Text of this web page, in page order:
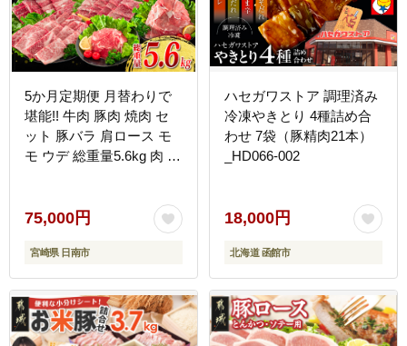
5か月定期便 月替わりで
堪能!! 牛肉 豚肉 焼肉 セ
ット 豚バラ 肩ロース モ
モ ウデ 総重量5.6kg 肉 牛
牛 黒毛和牛 小間切れ 赤
身 A4 A5 高級 お弁当 お
すすめ 人気 ミヤチク 宮
崎県 日南市 送料無料
_JE5-25
75,000円
宮崎県 日南市
ハセガワストア 調理済み
冷凍やきとり 4種詰め合
わせ 7袋（豚精肉21本）
_HD066-002
18,000円
北海道 函館市